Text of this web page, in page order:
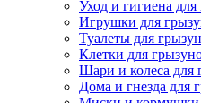
Уход и гигиена для
Игрушки для
Туалеты для
Клетки для
Шари и колеса для
Дома и гнезда для